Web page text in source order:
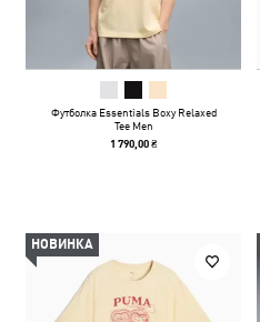
Футболка Essentials Boxy Relaxed
Tee Men
1 790,00 ₴
НОВИНКА